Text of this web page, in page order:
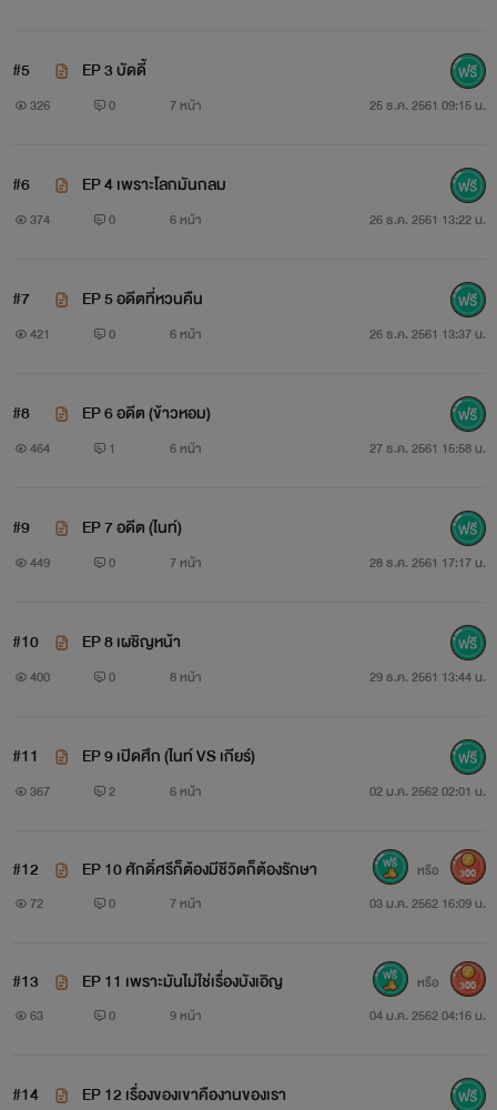
#5 EP 3 บัดดี้
326 0 7 หน้า 25 ธ.ค. 2561 09:15 น.
#6 EP 4 เพราะโลกมันกลม
374 0 6 หน้า 26 ธ.ค. 2561 13:22 น.
#7 EP 5 อดีตที่หวนคืน
421 0 6 หน้า 26 ธ.ค. 2561 13:37 น.
#8 EP 6 อดีต (ข้าวหอม)
464 1 6 หน้า 27 ธ.ค. 2561 15:58 น.
#9 EP 7 อดีต (ไนท์)
449 0 7 หน้า 28 ธ.ค. 2561 17:17 น.
#10 EP 8 เผชิญหน้า
400 0 8 หน้า 29 ธ.ค. 2561 13:44 น.
#11 EP 9 เปิดศึก (ไนท์ VS เกียร์)
367 2 6 หน้า 02 ม.ค. 2562 02:01 น.
#12 EP 10 ศักดิ์ศรีก็ต้องมีชีวิตก็ต้องรักษา
72 0 7 หน้า 03 ม.ค. 2562 16:09 น.
หรือ 300
#13 EP 11 เพราะมันไม่ใช่เรื่องบังเอิญ
63 0 9 หน้า 04 ม.ค. 2562 04:16 น.
หรือ 300
#14 EP 12 เรื่องของเขาคืองานของเรา